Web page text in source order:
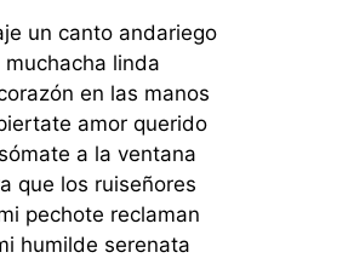
un canto andariego
muchacha linda
en las manos
amor querido
a la ventana
que los ruiseñores
pechote reclaman
humilde serenata